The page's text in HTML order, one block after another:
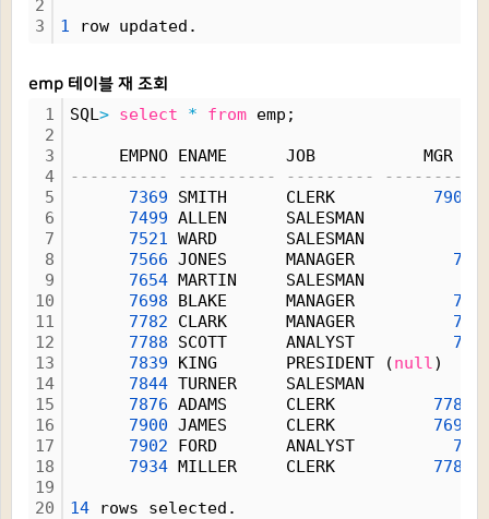
2
3
1 row updated.
emp 테이블 재 조회
1
2
3
4
5
6
7
8
9
10
11
12
13
14
15
16
17
18
19
20
SQL> select * from emp;
EMPNO ENAME      JOB           MGR
---------- ---------- ---------
7369 SMITH      CLERK 7902
7499 ALLEN      SALESMAN
7521 WARD       SALESMAN
7566 JONES      MANAGER
7654 MARTIN     SALESMAN
7698 BLAKE      MANAGER
7782 CLARK      MANAGER
7788 SCOTT      ANALYST
7839 KING       PRESIDENT (null
7844 TURNER     SALESMAN
7876 ADAMS      CLERK 7788
7900 JAMES      CLERK 7698
7902 FORD       ANALYST
7934 MILLER     CLERK 7782
14 rows selected.